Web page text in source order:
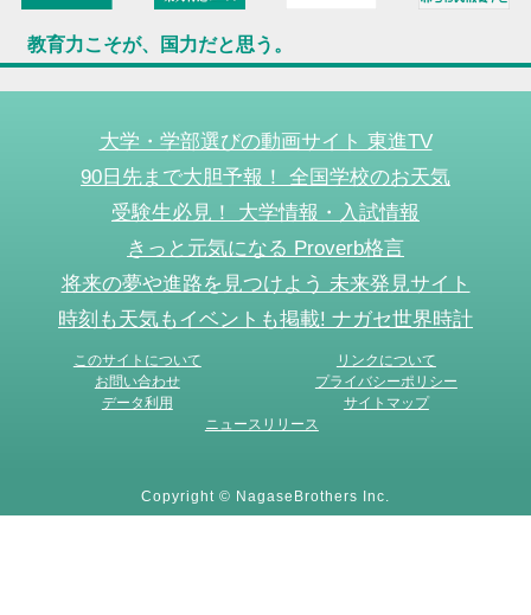
教育力こそが、国力だと思う。
大学・学部選びの動画サイト 東進TV
90日先まで大胆予報！ 全国学校のお天気
受験生必見！ 大学情報・入試情報
きっと元気になる Proverb格言
将来の夢や進路を見つけよう 未来発見サイト
時刻も天気もイベントも掲載! ナガセ世界時計
このサイトについて
リンクについて
お問い合わせ
プライバシーポリシー
データ利用
サイトマップ
ニュースリリース
Copyright © NagaseBrothers Inc.